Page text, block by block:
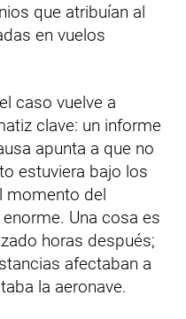
que atribuían al
en vuelos
caso vuelve a
clave: un informe
apunta a que no
estuviera bajo los
momento del
Una cosa es
horas después;
afectaban a
la aeronave.